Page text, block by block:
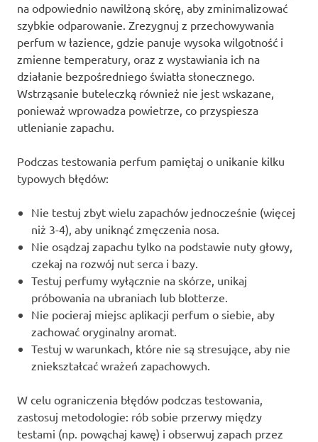
na odpowiednio nawilżoną skórę, aby zminimalizować
szybkie odparowanie. Zrezygnuj z przechowywania
perfum w łazience, gdzie panuje wysoka wilgotność i
zmienne temperatury, oraz z wystawiania ich na
działanie bezpośredniego światła słonecznego.
Wstrząsanie buteleczką również nie jest wskazane,
ponieważ wprowadza powietrze, co przyspiesza
utlenianie zapachu.
Podczas testowania perfum pamiętaj o unikanie kilku
typowych błędów:
Nie testuj zbyt wielu zapachów jednocześnie (więcej
niż 3-4), aby uniknąć zmęczenia nosa.
Nie osądzaj zapachu tylko na podstawie nuty głowy,
czekaj na rozwój nut serca i bazy.
Testuj perfumy wyłącznie na skórze, unikaj
próbowania na ubraniach lub blotterze.
Nie pocieraj miejsc aplikacji perfum o siebie, aby
zachować oryginalny aromat.
Testuj w warunkach, które nie są stresujące, aby nie
zniekształcać wrażeń zapachowych.
W celu ograniczenia błędów podczas testowania,
zastosuj metodologie: rób sobie przerwy między
testami (np. powąchaj kawę) i obserwuj zapach przez